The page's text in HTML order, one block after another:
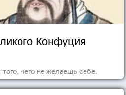
Конфуция
чего не желаешь себе.